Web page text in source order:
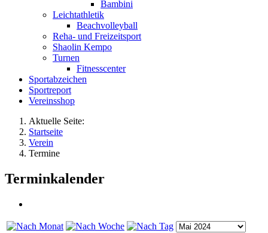
Bambini
Leichtathletik
Beachvolleyball
Reha- und Freizeitsport
Shaolin Kempo
Turnen
Fitnesscenter
Sportabzeichen
Sportreport
Vereinsshop
Aktuelle Seite:
Startseite
Verein
Termine
Terminkalender